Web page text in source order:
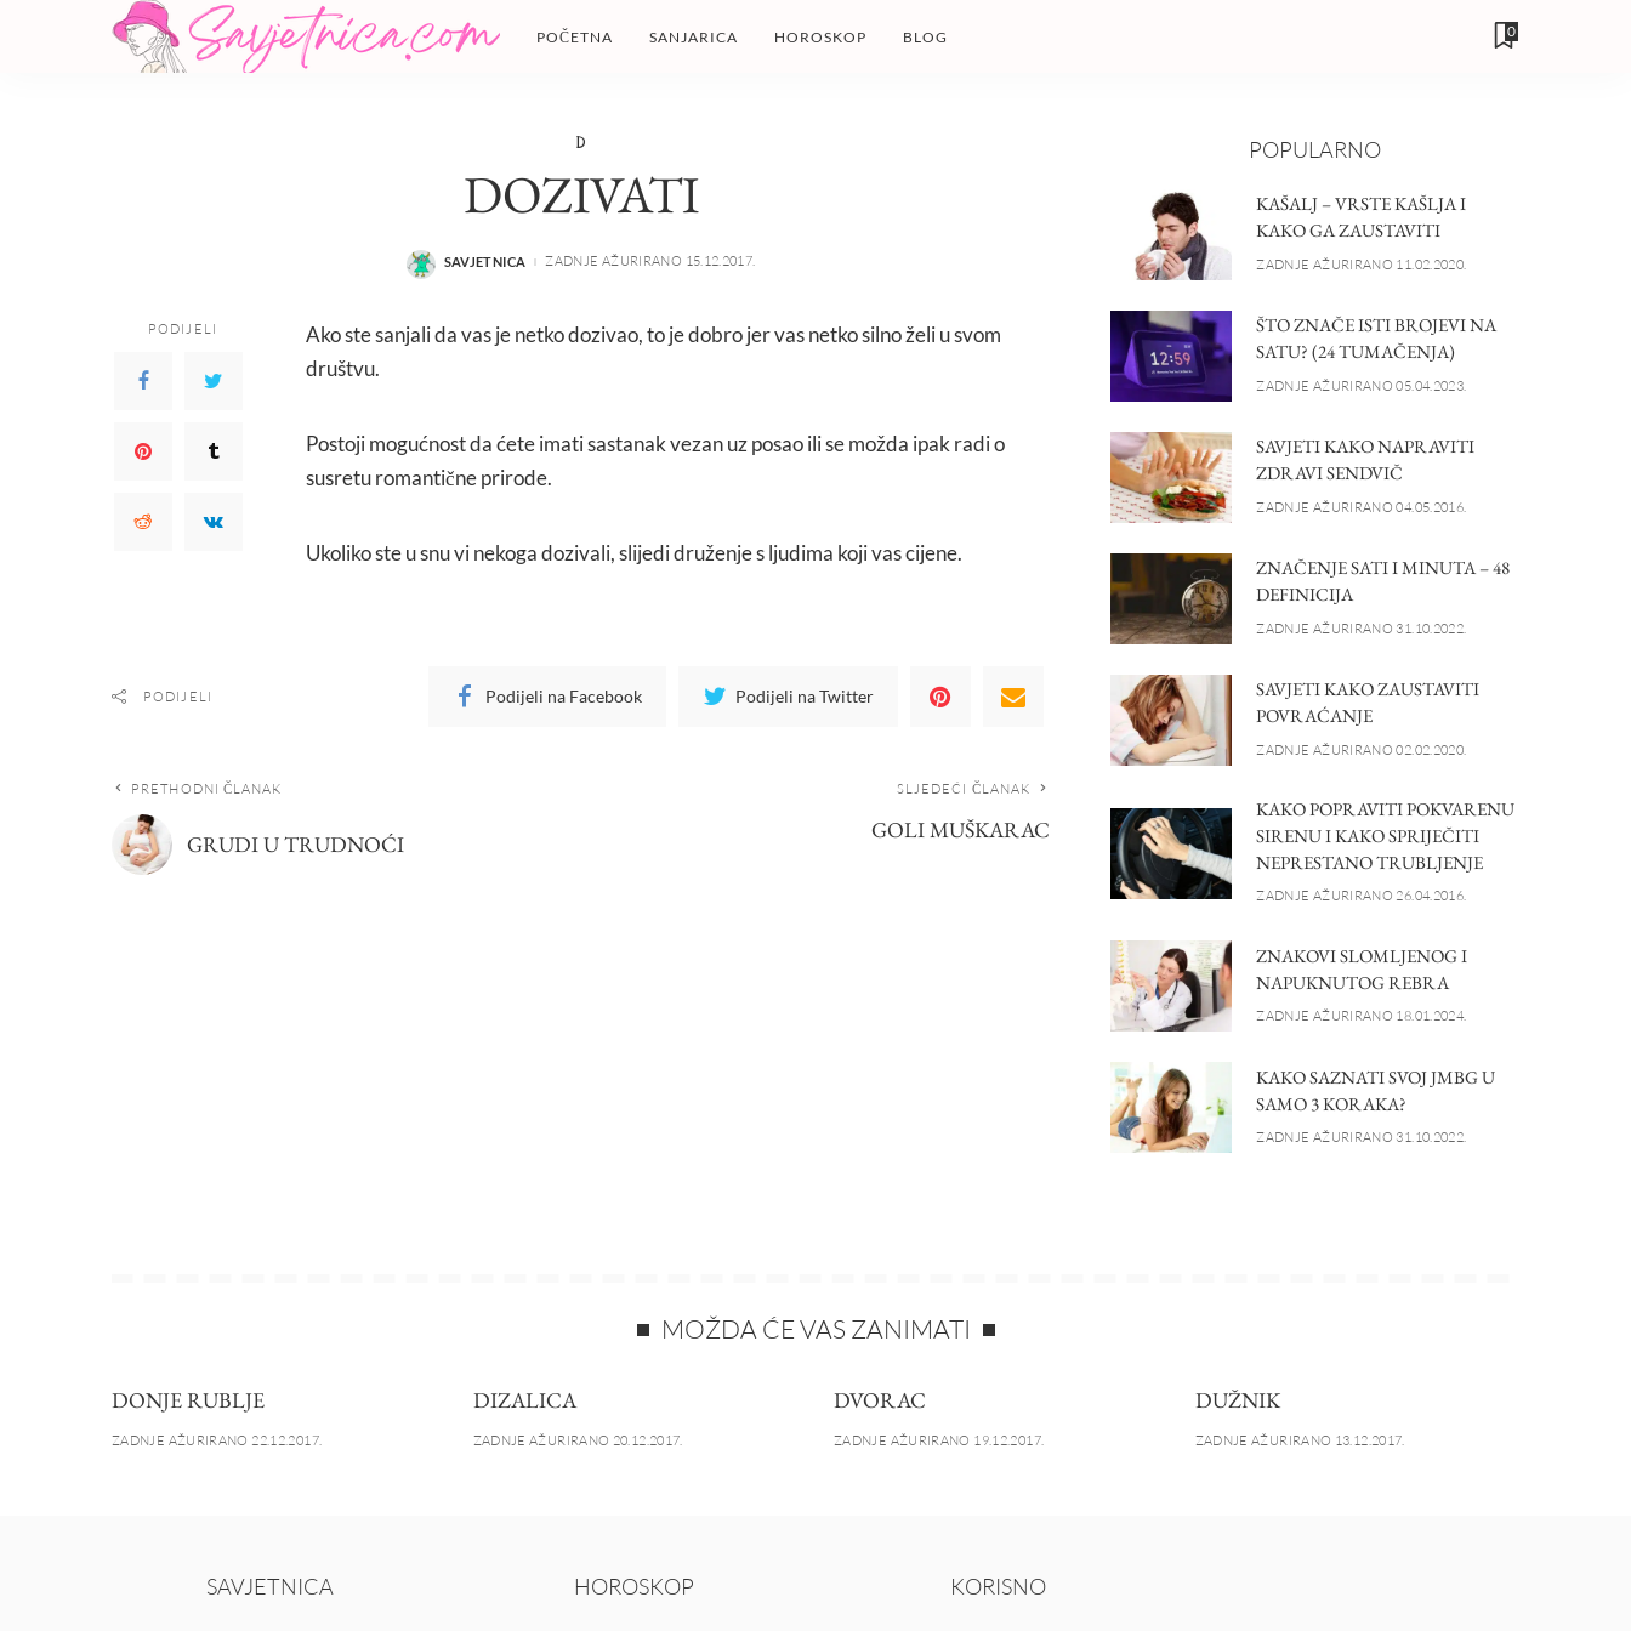
POČETNA SANJARICA HOROSKOP BLOG 0
D
DOZIVATI
POSTED
SAVJETNICA ZADNJE AŽURIRANO 15.12.2017.
PODIJELI
Ako ste sanjali da vas je netko dozivao, to je dobro jer vas netko silno želi u svom
društvu.
Postoji mogućnost da ćete imati sastanak vezan uz posao ili se možda ipak radi o
susretu romantične prirode.
Ukoliko ste u snu vi nekoga dozivali, slijedi druženje s ljudima koji vas cijene.
PODIJELI Podijeli na Facebook Podijeli na Twitter
PRETHODNI ČLANAK
GRUDI U TRUDNOĆI
SLJEDEĆI ČLANAK
GOLI MUŠKARAC
POPULARNO
KAŠALJ – VRSTE KAŠLJA I
KAKO GA ZAUSTAVITI
ZADNJE AŽURIRANO 11.02.2020.
ŠTO ZNAČE ISTI BROJEVI NA
SATU? (24 TUMAČENJA)
ZADNJE AŽURIRANO 05.04.2023.
SAVJETI KAKO NAPRAVITI
ZDRAVI SENDVIČ
ZADNJE AŽURIRANO 04.05.2016.
ZNAČENJE SATI I MINUTA – 48
DEFINICIJA
ZADNJE AŽURIRANO 31.10.2022.
SAVJETI KAKO ZAUSTAVITI
POVRAĆANJE
ZADNJE AŽURIRANO 02.02.2020.
KAKO POPRAVITI POKVARENU
SIRENU I KAKO SPRIJEČITI
NEPRESTANO TRUBLJENJE
ZADNJE AŽURIRANO 26.04.2016.
ZNAKOVI SLOMLJENOG I
NAPUKNUTOG REBRA
ZADNJE AŽURIRANO 18.01.2024.
KAKO SAZNATI SVOJ JMBG U
SAMO 3 KORAKA?
ZADNJE AŽURIRANO 31.10.2022.
MOŽDA ĆE VAS ZANIMATI
DONJE RUBLJE
ZADNJE AŽURIRANO 22.12.2017.
DIZALICA
ZADNJE AŽURIRANO 20.12.2017.
DVORAC
ZADNJE AŽURIRANO 19.12.2017.
DUŽNIK
ZADNJE AŽURIRANO 13.12.2017.
SAVJETNICA HOROSKOP KORISNO